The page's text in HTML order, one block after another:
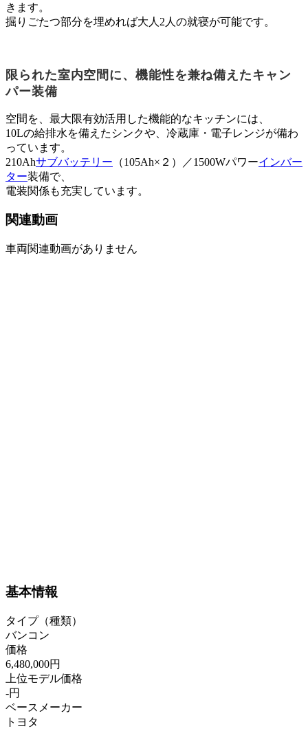
きます。
掘りごたつ部分を埋めれば大人2人の就寝が可能です。
限られた室内空間に、機能性を兼ね備えたキャン
パー装備
空間を、最大限有効活用した機能的なキッチンには、
10Lの給排水を備えたシンクや、冷蔵庫・電子レンジが備わ
っています。
210Ahサブバッテリー （105Ah×２）／1500Wパワーインバー
ター装備で、
電装関係も充実しています。
関連動画
車両関連動画がありません
基本情報
タイプ（種類）
バンコン
価格
6,480,000円
上位モデル価格
-円
ベースメーカー
トヨタ